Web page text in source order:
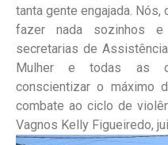
tanta gente engajada.
fazer nada sozinhos
secretarias de
Mulher e todas as
conscientizar o máximo
combate ao ciclo de
Vagnos Kelly Figueiredo,